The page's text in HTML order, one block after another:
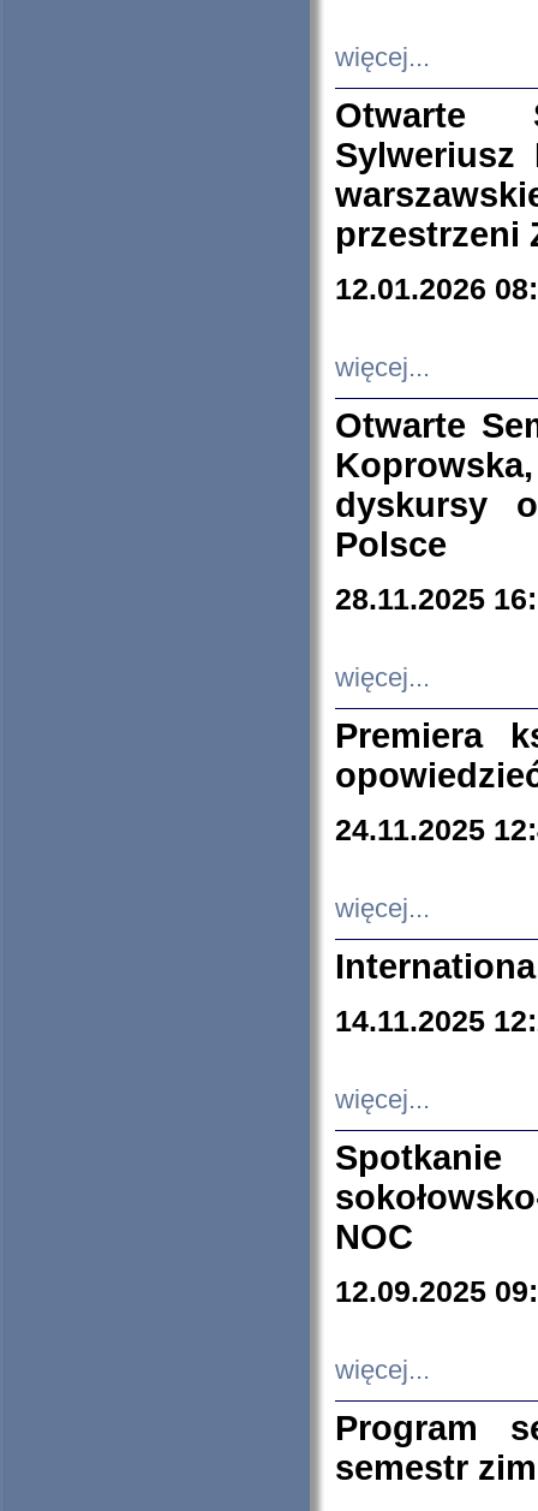
więcej...
Otwarte
Sylweriusz
przestrzeni
12.01.2026
więcej...
Otwarte
dyskursy
Polsce
28.11.2025
więcej...
Premiera
24.11.2025
więcej...
14.11.2025
więcej...
NOC
12.09.2025
więcej...
Program
semestr